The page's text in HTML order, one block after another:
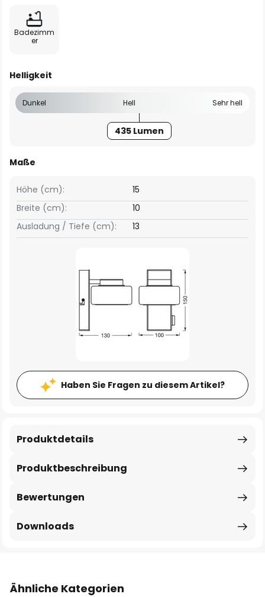
Badezimm
er
Helligkeit
Dunkel Hell Sehr hell
435 Lumen
Maße
Breite (cm): 10
Höhe (cm): 15
Ausladung / Tiefe (cm): 13
Haben Sie Fragen zu diesem Artikel?
Produktbeschreibung
Produktdetails
Bewertungen
Downloads
Ähnliche Kategorien